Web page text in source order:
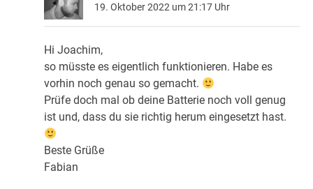
19. Oktober 2022 um 21:17 Uhr
Hi Joachim,
so müsste es eigentlich funktionieren. Habe es
vorhin noch genau so gemacht.
Prüfe doch mal ob deine Batterie noch voll genug
ist und, dass du sie richtig herum eingesetzt hast.
Beste Grüße
Fabian